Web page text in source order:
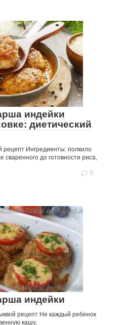
индейки
диетический
рецепт Ингредиенты: полкило
сваренного до готовности риса,
0
индейки
рецепт Не каждый ребенок
кашу,